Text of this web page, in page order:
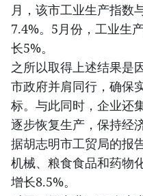
月，该市工业生产指数
7.4%。5月份，工业生
长5%。
之所以取得上述结果是
市政府并肩同行，确保
标。与此同时，企业还
逐步恢复生产，保持经
据胡志明市工贸局的报
机械、粮食食品和药物
增长8.5%。